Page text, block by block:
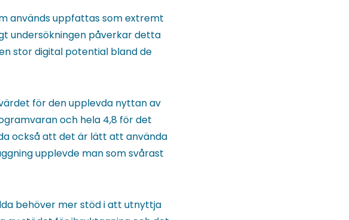
används uppfattas som extremt
undersökningen påverkar detta
stor digital potential bland de
för den upplevda nyttan av
och hela 4,8 för det
också att det är lätt att använda
upplevde man som svårast
behöver mer stöd i att utnyttja